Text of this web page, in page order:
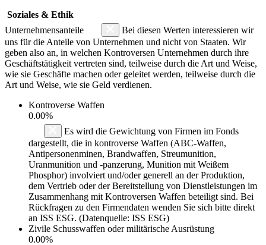
Soziales & Ethik
Unternehmensanteile
Bei diesen Werten interessieren wir
uns für die Anteile von Unternehmen und nicht von Staaten. Wir
geben also an, in welchen Kontroversen Unternehmen durch ihre
Geschäftstätigkeit vertreten sind, teilweise durch die Art und Weise,
wie sie Geschäfte machen oder geleitet werden, teilweise durch die
Art und Weise, wie sie Geld verdienen.
Kontroverse Waffen
0.00%
Es wird die Gewichtung von Firmen im Fonds
dargestellt, die in kontroverse Waffen (ABC-Waffen,
Antipersonenminen, Brandwaffen, Streumunition,
Uranmunition und -panzerung, Munition mit Weißem
Phosphor) involviert und/oder generell an der Produktion,
dem Vertrieb oder der Bereitstellung von Dienstleistungen im
Zusammenhang mit Kontroversen Waffen beteiligt sind. Bei
Rückfragen zu den Firmendaten wenden Sie sich bitte direkt
an ISS ESG. (Datenquelle: ISS ESG)
Zivile Schusswaffen oder militärische Ausrüstung
0.00%